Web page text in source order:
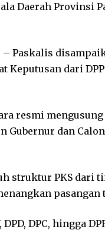
Daerah Provinsi
Paskalis
Keputusan dari DPP
resmi
Gubernur dan
struktur PKS dari
pasangan
DPC, hingga